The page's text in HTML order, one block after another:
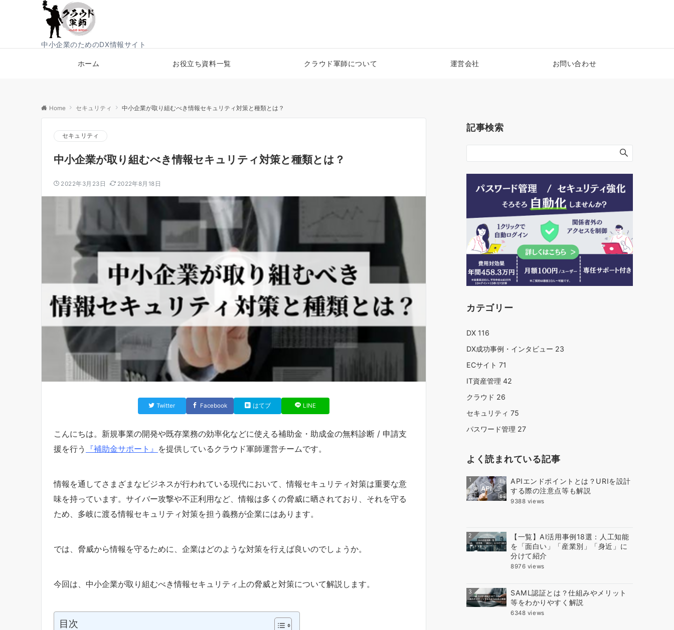
中小企業のためのDX情報サイト
ホーム お役立ち資料一覧 クラウド軍師について 運営会社 お問い合わせ
Home セキュリティ 中小企業が取り組むべき情報セキュリティ対策と種類とは？
セキュリティ
中小企業が取り組むべき情報セキュリティ対策と種類とは？
2022年3月23日 2022年8月18日
Twitter Facebook はてブ LINE
こんにちは。新規事業の開発や既存業務の効率化などに使える補助金・助成金の無料診断 / 申請支
援を行う
『補助金サポート』 を提供しているクラウド軍師運営チームです。
情報を通してさまざまなビジネスが行われている現代において、情報セキュリティ対策は重要な意
味を持っています。サイバー攻撃や不正利用など、情報は多くの脅威に晒されており、それを守る
ため、多岐に渡る情報セキュリティ対策を担う義務が企業にはあります。
では、脅威から情報を守るために、企業はどのような対策を行えば良いのでしょうか。
今回は、 中小企業が取り組むべき情報セキュリティ上の脅威と対策について解説します。
目次
記事検索
カテゴリー
DX 116
DX成功事例・インタビュー 23
ECサイト 71
IT資産管理 42
クラウド 26
セキュリティ 75
パスワード管理 27
よく読まれている記事
1
APIエンドポイントとは？URIを設計
する際の注意点等も解説
9388 views
2
【一覧】AI活用事例18選：人工知能
を「面白い」「産業別」「身近」に
分けて紹介
8976 views
3
SAML認証とは？仕組みやメリット
等をわかりやすく解説
6348 views